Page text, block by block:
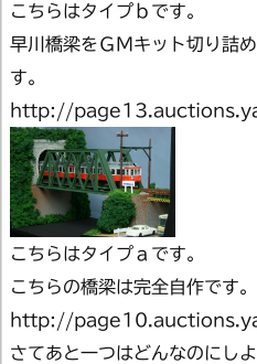
こちらはタイプｂです。
早川橋梁をＧＭキット切り詰
す。
http://
こちらはタイプａです。
こちらの橋梁は完全自作です。
http://
さてあと一つはどんなのにしよ